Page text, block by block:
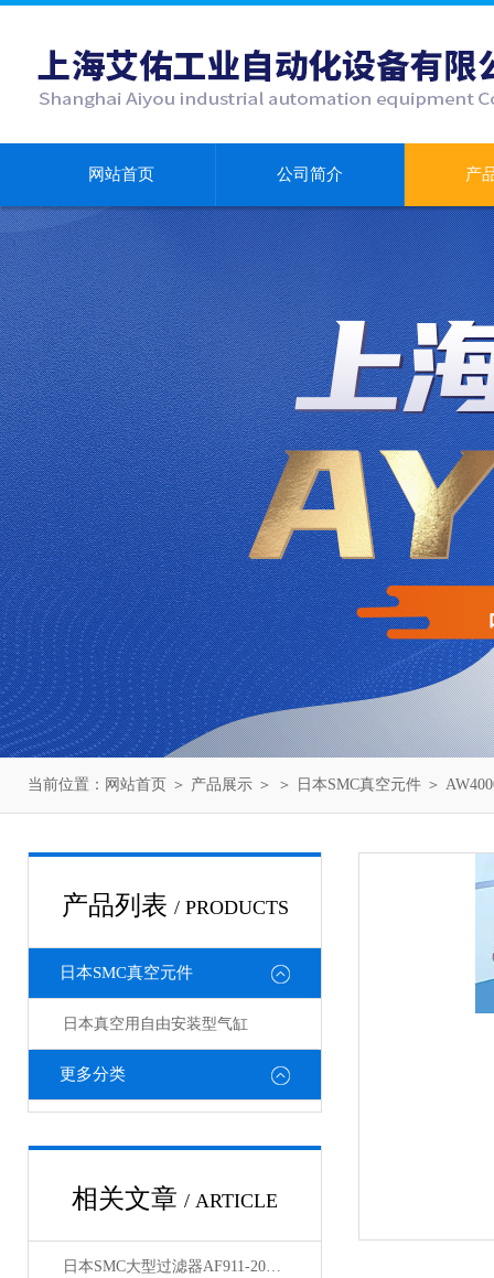
网站首页 公司简介 产
当前位置： 网站首页 ＞ 产品展示 ＞ ＞ 日本SMC真空元件 ＞
产品列表 / PRODUCTS
日本SMC真空元件
日本真空用自由安装型气缸
更多分类
相关文章 / ARTICLE
日本SMC大型过滤器AF911-20和AF60-10的区别